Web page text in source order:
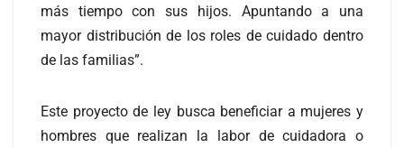
más tiempo con sus hijos. Apuntando a una
mayor distribución de los roles de cuidado dentro
de las familias”.
Este proyecto de ley busca beneficiar a mujeres y
hombres que realizan la labor de cuidadora o